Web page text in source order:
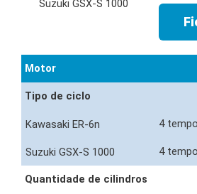
Motor
Tipo de ciclo
4
4
Quantidade de cilindros